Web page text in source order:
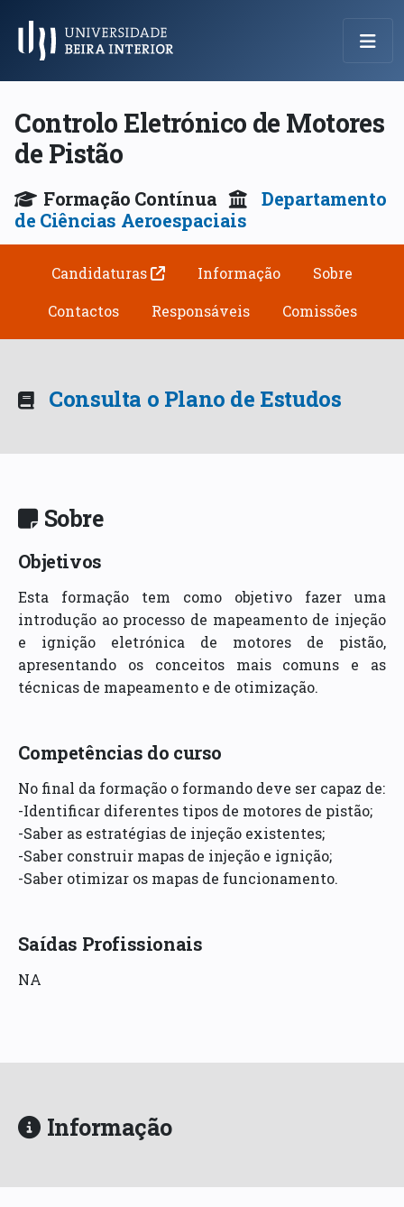
Menu Principal
Controlo Eletrónico de Motores
de Pistão
Formação Contínua
Departamento
de Ciências Aeroespaciais
Candidaturas Informação
Sobre
Contactos
Responsáveis Comissões
Consulta o Plano de Estudos
Sobre
Objetivos
Esta formação tem como objetivo fazer uma
introdução ao processo de mapeamento de injeção
e ignição eletrónica de motores de pistão,
apresentando os conceitos mais comuns e as
técnicas de mapeamento e de otimização.
Competências do curso
No final da formação o formando deve ser capaz de:
-Identificar diferentes tipos de motores de pistão;
-Saber as estratégias de injeção existentes;
-Saber construir mapas de injeção e ignição;
-Saber otimizar os mapas de funcionamento.
Saídas Profissionais
NA
Informação